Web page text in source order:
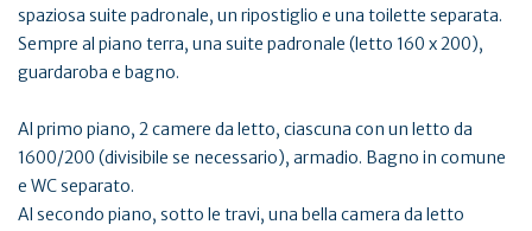
spaziosa suite padronale, un ripostiglio e una toilette separata.
Sempre al piano terra, una suite padronale (letto 160 x 200),
guardaroba e bagno.
Al primo piano, 2 camere da letto, ciascuna con un letto da
1600/200 (divisibile se necessario), armadio. Bagno in comune
e WC separato.
Al secondo piano, sotto le travi, una bella camera da letto